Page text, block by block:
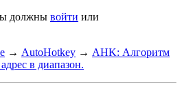
должны войти или
→ AutoHotkey → AHK: Алгоритм
в диапазон.